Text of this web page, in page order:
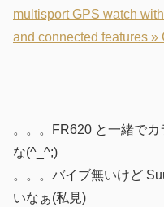
multisport GPS watch
and connected features »
。。。FR620 と一緒で
な(^_^;)
。。。バイブ無いけど
いなぁ(私見)